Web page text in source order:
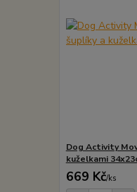
Dog Activity
kuželkami
669 Kč/ks